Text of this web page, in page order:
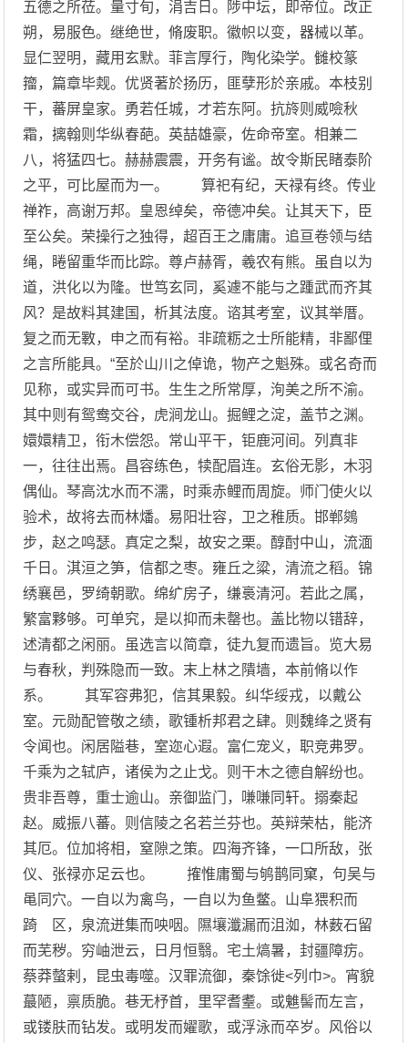
五德之所莅。量寸旬，涓吉日。陟中坛，即帝位。改正
朔，易服色。继绝世，脩废职。徽帜以变，器械以革。
显仁翌明，藏用玄默。菲言厚行，陶化染学。雠校篆
籀，篇章毕觌。优贤著於扬历，匪孽形於亲戚。本枝别
干，蕃屏皇家。勇若任城，才若东阿。抗旍则威噞秋
霜，摛翰则华纵春葩。英喆雄豪，佐命帝室。相兼二
八，将猛四七。赫赫震震，开务有谧。故令斯民睹泰阶
之平，可比屋而为一。 算祀有纪，天禄有终。传业
禅祚，高谢万邦。皇恩绰矣，帝德冲矣。让其天下，臣
至公矣。荣操行之独得，超百王之庸庸。追亘卷领与结
绳，睠留重华而比踪。尊卢赫胥，羲农有熊。虽自以为
道，洪化以为隆。世笃玄同，奚遽不能与之踵武而齐其
风？是故料其建国，析其法度。谘其考室，议其举厝。
复之而无斁，申之而有裕。非疏粝之士所能精，非鄙俚
之言所能具。“至於山川之倬诡，物产之魁殊。或名奇而
见称，或实异而可书。生生之所常厚，洵美之所不渝。
其中则有鸳鸯交谷，虎涧龙山。掘鲤之淀，盖节之渊。
嬛嬛精卫，衔木偿怨。常山平干，钜鹿河间。列真非
一，往往出焉。昌容练色，犊配眉连。玄俗无影，木羽
偶仙。琴高沈水而不濡，时乘赤鲤而周旋。师门使火以
验术，故将去而林燔。易阳壮容，卫之稚质。邯郸鵕
步，赵之鸣瑟。真定之梨，故安之栗。醇酎中山，流湎
千日。淇洹之笋，信都之枣。雍丘之粱，清流之稻。锦
绣襄邑，罗绮朝歌。绵纩房子，缣裛清河。若此之属，
繁富夥够。可单究，是以抑而未罄也。盖比物以错辞，
述清都之闲丽。虽选言以简章，徒九复而遗旨。览大易
与春秋，判殊隐而一致。末上林之隤墙，本前脩以作
系。 其军容弗犯，信其果毅。纠华绥戎，以戴公
室。元勋配管敬之绩，歌锺析邦君之肆。则魏绛之贤有
令闻也。闲居隘巷，室迩心遐。富仁宠义，职竞弗罗。
千乘为之轼庐，诸侯为之止戈。则干木之德自解纷也。
贵非吾尊，重士逾山。亲御监门，嗛嗛同轩。搦秦起
赵。威振八蕃。则信陵之名若兰芬也。英辩荣枯，能济
其厄。位加将相，窒隙之策。四海齐锋，一口所敌，张
仪、张禄亦足云也。 搉惟庸蜀与鸲鹊同窠，句吴与
黾同穴。一自以为禽鸟，一自以为鱼鳖。山阜猥积而
踦 区，泉流迸集而咉咽。隰壤瀸漏而沮洳，林薮石留
而芜秽。穷岫泄云，日月恒翳。宅土熇暑，封疆障疠。
蔡莽螫剌，昆虫毒噬。汉罪流御，秦馀徙<列巾>。宵貌
蕞陋，禀质脆。巷无杼首，里罕耆耋。或魋髻而左言，
或镂肤而钻发。或明发而嬥歌，或浮泳而卒岁。风俗以